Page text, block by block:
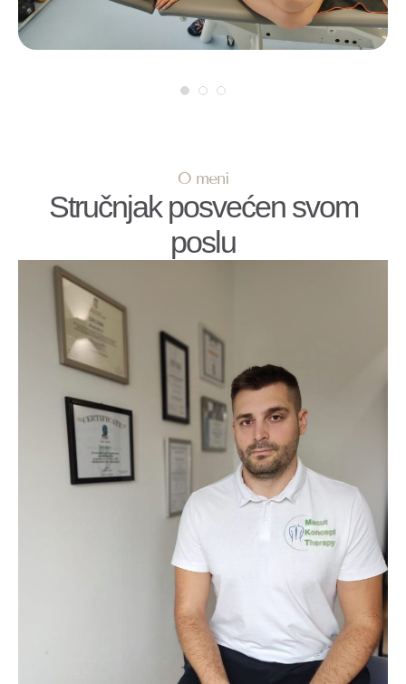
O meni
Stručnjak posvećen svom
poslu